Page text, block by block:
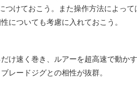
つけておこう。また操作方法によっ
についても考慮に入れておこう。
け速く巻き、ルアーを超高速で動か
レードジグとの相性が抜群。